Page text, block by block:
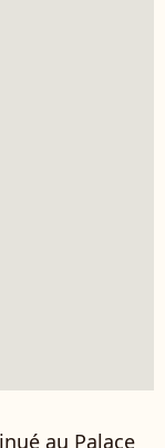
au Palace